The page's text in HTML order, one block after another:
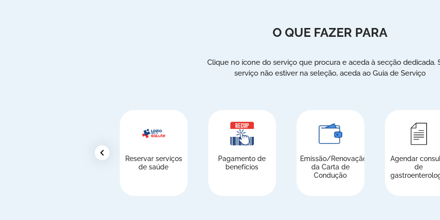
O QUE FAZER PARA
Clique no ícone do serviço que procura e aceda à secção dedicada.
serviço não estiver na seleção, aceda ao Guia de Serviço
chevron_left
Reservar serviços
de saúde
Pagamento de
benefícios
Emissão/Renovação
da Carta de
Condução
Agendar
de